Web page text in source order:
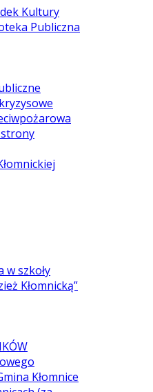
Kultury
Publiczna
w szkoły
Kłomnicką”
Kłomnice